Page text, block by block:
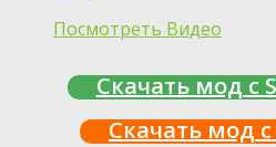
Посмотреть Видео
Скачать мод с
Скачать мод